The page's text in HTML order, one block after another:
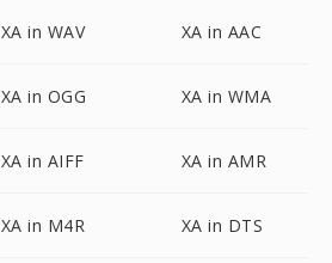
XA in WAV XA in AAC
XA in OGG XA in WMA
XA in AIFF XA in AMR
XA in M4R XA in DTS